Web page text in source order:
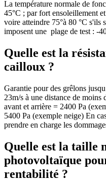
La température normale de
45°C ; par fort ensoleillement
voire atteindre 75°à 80 °C s'ils
imposent une plage de test : -
Quelle est la
cailloux ?
Garantie pour des grêlons
23m/s à une distance de moins
avant et arrière = 2400 Pa
5400 Pa (exemple neige) En
prendre en charge les
Quelle est la taille
photovoltaïque
rentabilité ?